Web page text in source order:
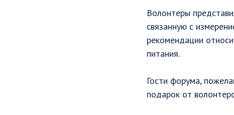
Волонтеры
связанную с
рекомендации
питания. ⠀
Гости форума,
подарок от